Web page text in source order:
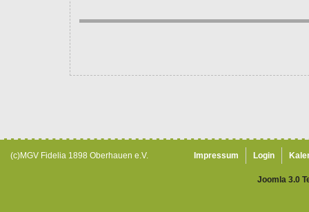
(c)MGV Fidelia 1898 Oberhauen e.V. Impressum Login
Joomla 3.0